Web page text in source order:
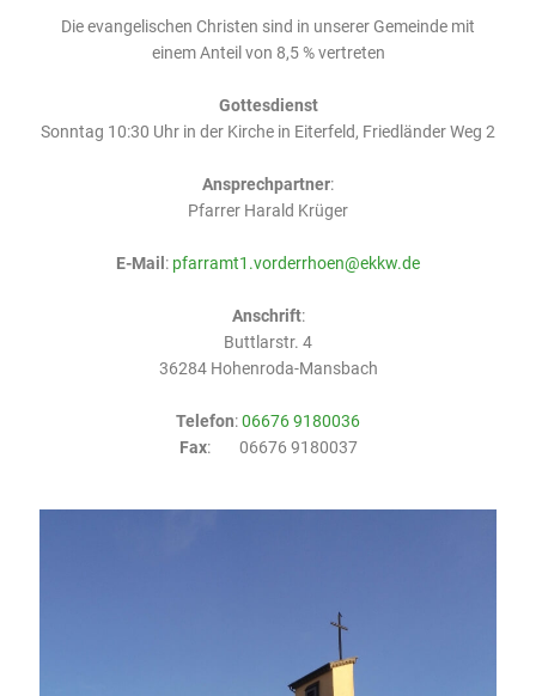
Die evangelischen Christen sind in unserer Gemeinde mit
einem Anteil von 8,5 % vertreten
Gottesdienst
Sonntag 10:30 Uhr in der Kirche in Eiterfeld, Friedländer Weg 2
Ansprechpartner:
Pfarrer Harald Krüger
E-Mail : pfarramt1.vorderrhoen@ekkw.de
Anschrift:
Buttlarstr. 4
36284 Hohenroda-Mansbach
Telefon:06676 9180036
Fax: 06676 9180037